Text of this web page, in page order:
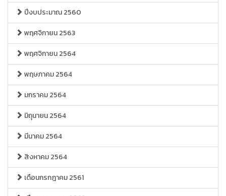
ปีงบประมาณ 2560
พฤศจิกายน 2563
พฤศจิกายน 2564
พฤษภาคม 2564
มกราคม 2564
มิถุนายน 2564
มีนาคม 2564
สิงหาคม 2564
เดือนกรกฎาคม 2561